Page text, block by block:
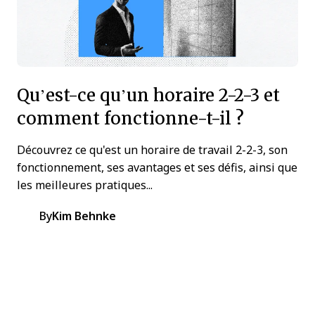
Qu’est-ce qu’un horaire 2-2-3 et
comment fonctionne-t-il ?
Découvrez ce qu'est un horaire de travail 2-2-3, son
fonctionnement, ses avantages et ses défis, ainsi que
les meilleures pratiques...
ByKim Behnke